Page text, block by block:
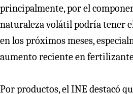
principalmente, por el
naturaleza volátil podría tener
en los próximos meses,
aumento reciente en
Por productos, el INE destacó